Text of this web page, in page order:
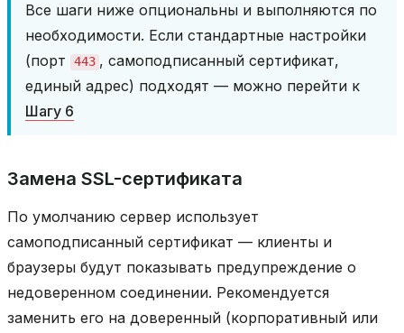
Все шаги ниже опциональны и выполняются по
необходимости. Если стандартные настройки
(порт
443 , самоподписанный сертификат,
единый адрес) подходят — можно перейти к
Шагу 6
Замена SSL-сертификата
По умолчанию сервер использует
самоподписанный сертификат — клиенты и
браузеры будут показывать предупреждение о
недоверенном соединении. Рекомендуется
заменить его на доверенный (корпоративный или